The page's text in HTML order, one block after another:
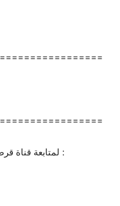
لمتابعة قناة قرطاج+ على شبكات التواصل الإجتماعي :